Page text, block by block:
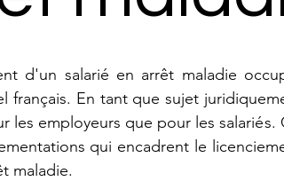
d'un salarié en arrêt maladie
français. En tant que sujet
les employeurs que pour les
qui encadrent le
maladie.